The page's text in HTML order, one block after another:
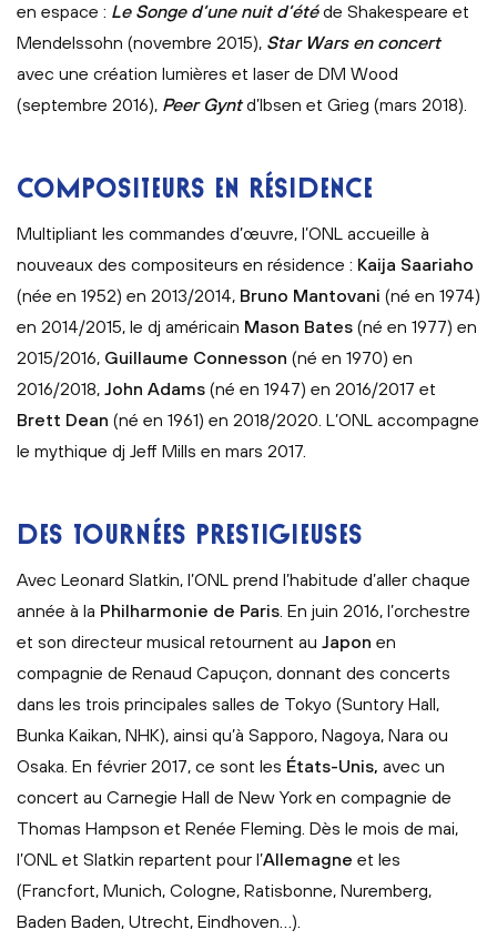
en espace : Le Songe d’une nuit d’étéde Shakespeare et
Mendelssohn (novembre 2015), Star Wars en concert
avec une création lumières et laser de DM Wood
(septembre 2016), Peer Gyntd’Ibsen et Grieg (mars 2018).
COMPOSITEURS EN RÉSIDENCE
Multipliant les commandes d’œuvre, l’ONL accueille à
nouveaux des compositeurs en résidence : Kaija Saariaho
(née en 1952) en 2013/2014, Bruno Mantovani (né en 1974)
en 2014/2015, le dj américain Mason Bates (né en 1977) en
2015/2016, Guillaume Connesson (né en 1970) en
2016/2018, John Adams (né en 1947) en 2016/2017 et
Brett Dean (né en 1961) en 2018/2020. L’ONL accompagne
le mythique dj Jeff Mills en mars 2017.
DES TOURNÉES PRESTIGIEUSES
Avec Leonard Slatkin, l’ONL prend l’habitude d’aller chaque
année à la Philharmonie de Paris . En juin 2016, l’orchestre
et son directeur musical retournent au Japon en
compagnie de Renaud Capuçon, donnant des concerts
dans les trois principales salles de Tokyo (Suntory Hall,
Bunka Kaikan, NHK), ainsi qu’à Sapporo, Nagoya, Nara ou
Osaka. En février 2017, ce sont les États-Unis, avec un
concert au Carnegie Hall de New York en compagnie de
Thomas Hampson et Renée Fleming. Dès le mois de mai,
l’ONL et Slatkin repartent pour l’Allemagne et les
(Francfort, Munich, Cologne, Ratisbonne, Nuremberg,
Baden Baden, Utrecht, Eindhoven…).